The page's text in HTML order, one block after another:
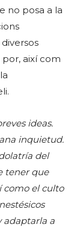
no posa a la
por, així com
ideas.
inquietud.
del
tener que
como el culto
adaptarla a